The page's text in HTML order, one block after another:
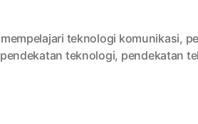
mempelajari teknologi komunikasi,
pendekatan teknologi, pendekatan